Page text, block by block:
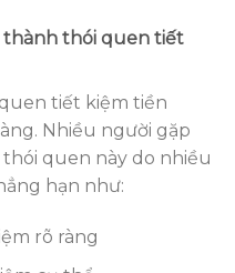
thói quen tiết
tiết kiệm tiền
Nhiều người gặp
quen này do nhiều
hạn như:
rõ ràng